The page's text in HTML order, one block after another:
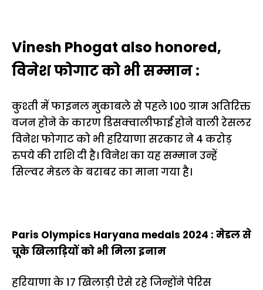
Vinesh Phogat also honored,
विनेश फोगाट को भी सम्मान :
कुश्ती में फाइनल मुकाबले से पहले 100 ग्राम अतिरिक्त
वजन होने के कारण डिसक्वालीफाई होने वाली रेसलर
विनेश फोगाट को भी हरियाणा सरकार ने 4 करोड़
रुपये की राशि दी है। विनेश का यह सम्मान उन्हें
सिल्वर मेडल के बराबर का माना गया है।
Paris Olympics Haryana medals 2024 : मेडल से
चूके खिलाड़ियों को भी मिला इनाम
हरियाणा के 17 खिलाड़ी ऐसे रहे जिन्होंने पेरिस